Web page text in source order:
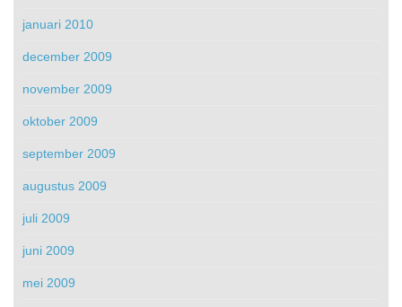
januari 2010
december 2009
november 2009
oktober 2009
september 2009
augustus 2009
juli 2009
juni 2009
mei 2009